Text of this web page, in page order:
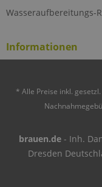
Wasseraufbereitungs-
Informationen
* Alle Preise inkl.
brauen.de- Inh.
Dresden